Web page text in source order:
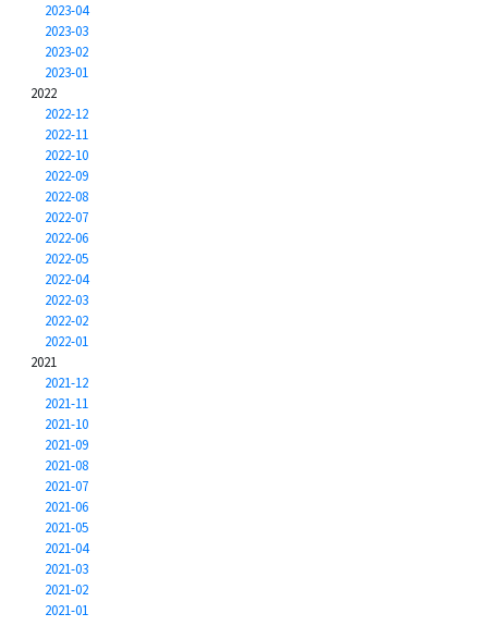
2023-04
2023-03
2023-02
2023-01
2022
2022-12
2022-11
2022-10
2022-09
2022-08
2022-07
2022-06
2022-05
2022-04
2022-03
2022-02
2022-01
2021
2021-12
2021-11
2021-10
2021-09
2021-08
2021-07
2021-06
2021-05
2021-04
2021-03
2021-02
2021-01